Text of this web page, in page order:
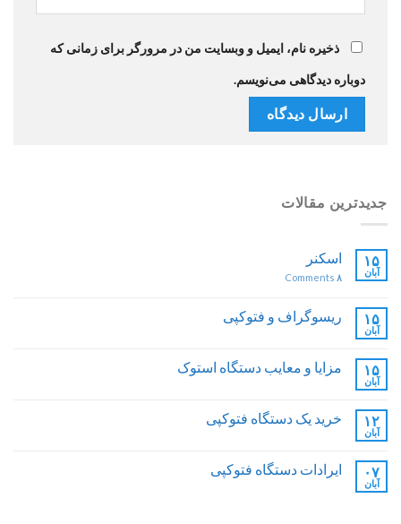
جدیدترین مقالات
۱۵
آبان
اسکنر
۸
۱۵
آبان
ریسوگراف و فتوکپی
۱۵
آبان
مزایا و معایب دستگاه استوک
۱۲
آبان
خرید یک دستگاه فتوکپی
۰۷
آبان
ایرادات دستگاه فتوکپی
ذخیره نام، ایمیل و وبسایت من در مرورگر برای زمانی که
دوباره دیدگاهی می‌نویسم.